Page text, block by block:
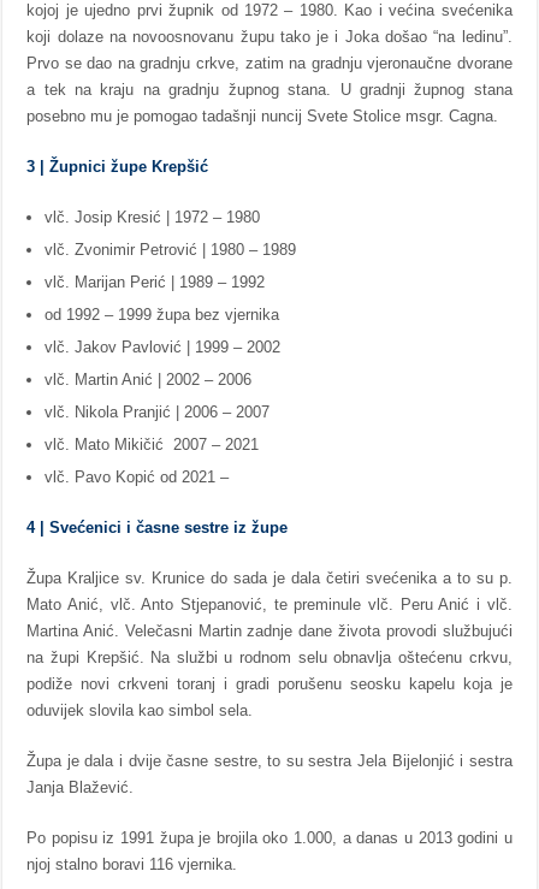
kojoj je ujedno prvi župnik od 1972 – 1980. Kao i većina svećenika
koji dolaze na novoosnovanu župu tako je i Joka došao “na ledinu”.
Prvo se dao na gradnju crkve, zatim na gradnju vjeronaučne dvorane
a tek na kraju na gradnju župnog stana. U gradnji župnog stana
posebno mu je pomogao tadašnji nuncij Svete Stolice msgr. Cagna.
3 | Župnici župe Krepšić
vlč. Josip Kresić | 1972 – 1980
vlč. Zvonimir Petrović | 1980 – 1989
vlč. Marijan Perić | 1989 – 1992
od 1992 – 1999 župa bez vjernika
vlč. Jakov Pavlović | 1999 – 2002
vlč. Martin Anić | 2002 – 2006
vlč. Nikola Pranjić | 2006 – 2007
vlč. Mato Mikičić 2007 – 2021
vlč. Pavo Kopić od 2021 –
4 | Svećenici i časne sestre iz župe
Župa Kraljice sv. Krunice do sada je dala četiri svećenika a to su p.
Mato Anić, vlč. Anto Stjepanović, te preminule vlč. Peru Anić i vlč.
Martina Anić. Velečasni Martin zadnje dane života provodi službujući
na župi Krepšić. Na službi u rodnom selu obnavlja oštećenu crkvu,
podiže novi crkveni toranj i gradi porušenu seosku kapelu koja je
oduvijek slovila kao simbol sela.
Župa je dala i dvije časne sestre, to su sestra Jela Bijelonjić i sestra
Janja Blažević.
Po popisu iz 1991 župa je brojila oko 1.000, a danas u 2013 godini u
njoj stalno boravi 116 vjernika.